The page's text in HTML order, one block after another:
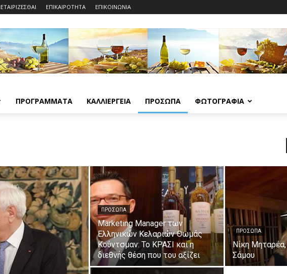
ΕΠΙΚΑΙΡΟΤΗΤΑ ΕΠΙΚΟΙΝΩΝΙΑ
ΠΡΟΓΡΑΜΜΑΤΑ ΚΑΛΛΙΕΡΓΕΙΑ ΠΡΟΣΩΠΑ ΦΩΤΟΓΡΑΦΙΑ
ΠΡΟΣΩΠΑ
Marketing Manager των
Ελληνικών Κελαριών Θωμάς
Κούντσμαν: Το ΚΡΑΣΙ και η
διεθνής θέση που του αξίζει
ΠΡΟΣΩΠΑ
Νίκη
Σάμου